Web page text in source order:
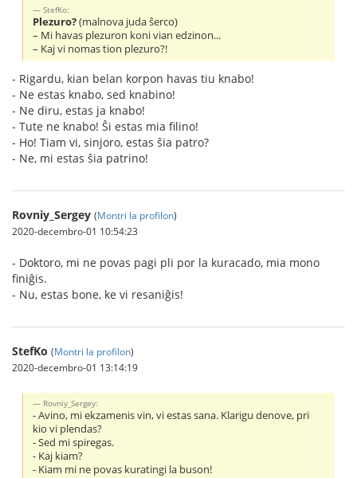
StefKo:
Plezuro?(malnova juda ŝerco)
– Mi havas plezuron koni vian edzinon...
– Kaj vi nomas tion plezuro?!
- Rigardu, kian belan korpon havas tiu knabo!
- Ne estas knabo, sed knabino!
- Ne diru, estas ja knabo!
- Tute ne knabo! Ŝi estas mia filino!
- Ho! Tiam vi, sinjoro, estas ŝia patro?
- Ne, mi estas ŝia patrino!
Rovniy_Sergey (Montri la profilon)
2020-decembro-01 10:54:23
- Doktoro, mi ne povas pagi pli por la kuracado, mia mono
finiĝis.
- Nu, estas bone, ke vi resaniĝis!
StefKo (Montri la profilon)
2020-decembro-01 13:14:19
Rovniy_Sergey:
- Avino, mi ekzamenis vin, vi estas sana. Klarigu denove, pri
kio vi plendas?
- Sed mi spiregas.
- Kaj kiam?
- Kiam mi ne povas kuratingi la buson!